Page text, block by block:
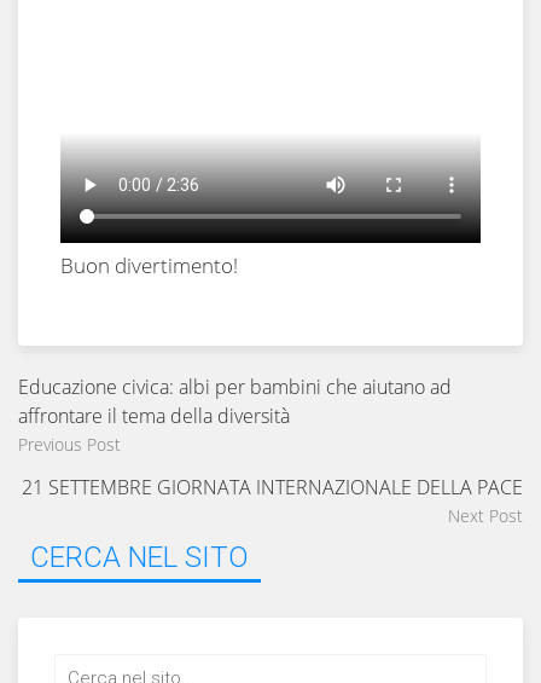
Buon divertimento!
Educazione civica: albi per bambini che aiutano ad
affrontare il tema della diversità
Previous Post
21 SETTEMBRE GIORNATA INTERNAZIONALE DELLA PACE
Next Post
CERCA NEL SITO
Search